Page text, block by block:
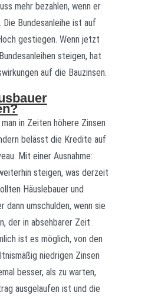
mehr bezahlen, wenn er
Die Bundesanleihe ist auf
gestiegen. Wenn jetzt
steigen, hat
auf die Bauzinsen.
in Zeiten höhere Zinsen
belässt die Kredite auf
Mit einer Ausnahme:
steigen, was derzeit
Häuslebauer und
dann umschulden, wenn sie
der in absehbarer Zeit
ist es möglich, von den
niedrigen Zinsen
besser, als zu warten,
ausgelaufen ist und die